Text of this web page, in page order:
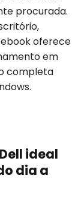
procurada.
oferece
em
completa
ideal
dia a